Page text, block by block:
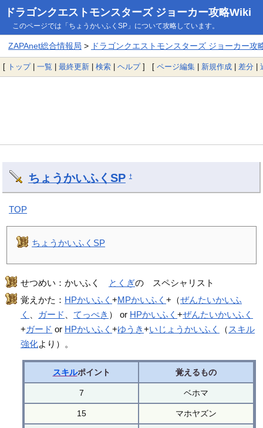
ドラゴンクエストモンスターズ ジョーカー攻略Wiki
このページでは「ちょうかいふくSP」について攻略しています。
ZAPAnet総合情報局 > ドラゴンクエストモンスターズ ジョーカー攻
[ トップ| 一覧 | 最終更新 | 検索 | ヘルプ] [ ページ編集 | 新規作成 | 差分 |
ちょうかいふくSP †
TOP
ちょうかいふくSP
せつめい：かいふく とくぎの スペシャリスト
覚えかた： HPかいふく+MPかいふく+（ぜんたいかいふ
く
ガード 、てっぺき ） or HPかいふく+ぜんたいかいふく
+ガード or HPかいふく+ゆうき+いじょうかいふく （ スキル
強化より）。
スキルポイント 覚えるもの
7 ベホマ
15 マホヤズン